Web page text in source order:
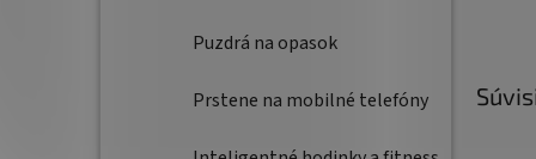
Puzdrá na opasok
Prstene na mobilné telefóny